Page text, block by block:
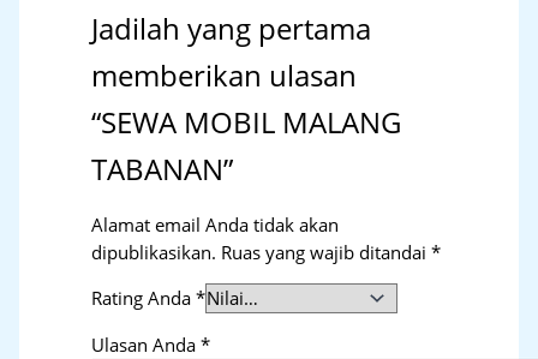
Jadilah yang pertama
memberikan ulasan
“SEWA MOBIL MALANG
TABANAN”
Alamat email Anda tidak akan
dipublikasikan. Ruas yang wajib ditandai*
Rating Anda*
Ulasan Anda*